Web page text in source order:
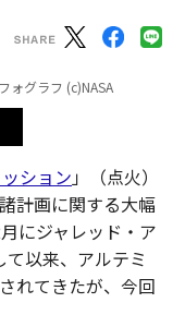
ォグラフ (c)NASA
ション」（点火）
計画に関する大幅
にジャレッド・ア
以来、アルテミ
れてきたが、今回